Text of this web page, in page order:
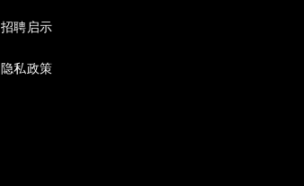
招聘启示
隐私政策